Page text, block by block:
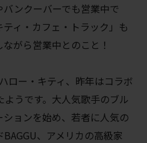
ンクーバーでも営業中で
ィ・カフェ・トラック」も
がら営業中とのこと！
ロー・キティ、昨年はコラボ
うです。大人気歌手のブル
ョンを始め、若者に人気の
、アメリカの高級家